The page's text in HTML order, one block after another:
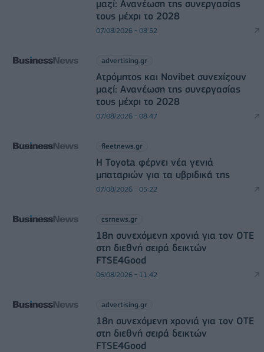
μαζί: Ανανέωση της συνεργασίας
τους μέχρι το 2028
07/08/2026 - 08:52
advertising.gr
Ατρόμητος και Novibet συνεχίζουν
μαζί: Ανανέωση της συνεργασίας
τους μέχρι το 2028
07/08/2026 - 08:47
fleetnews.gr
Η Toyota φέρνει νέα γενιά
μπαταριών για τα υβριδικά της
07/08/2026 - 05:22
csrnews.gr
18η συνεχόμενη χρονιά για τον ΟΤΕ
στη διεθνή σειρά δεικτών
FTSE4Good
06/08/2026 - 11:42
advertising.gr
18η συνεχόμενη χρονιά για τον ΟΤΕ
στη διεθνή σειρά δεικτών
FTSE4Good